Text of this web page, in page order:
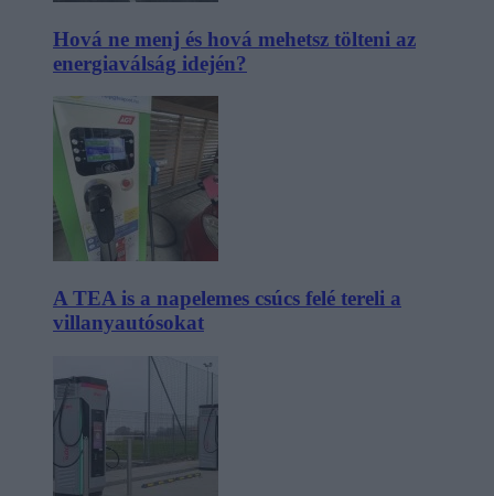
Hová ne menj és hová mehetsz tölteni az
energiaválság idején?
A TEA is a napelemes csúcs felé tereli a
villanyautósokat